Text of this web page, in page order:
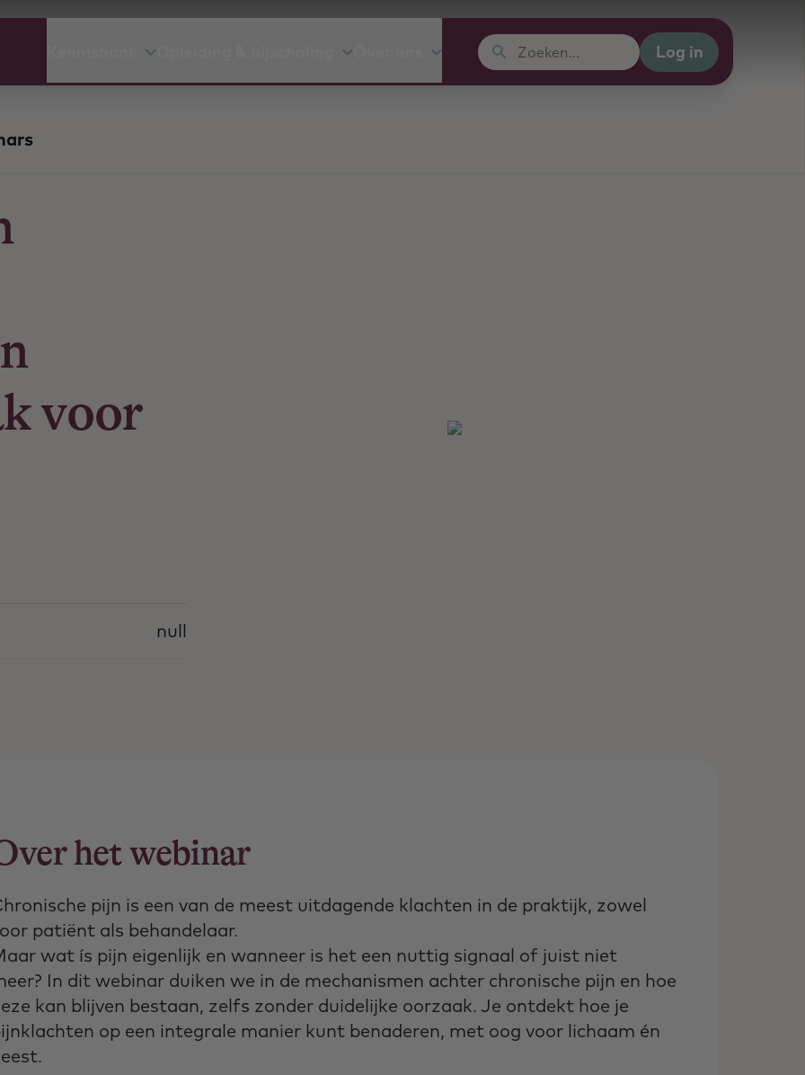
Zoeken... Log in
voor
null
het webinar
pijn is een van de meest uitdagende klachten in de praktijk, zowel
patiënt als behandelaar.
wat ís pijn eigenlijk en wanneer is het een nuttig signaal of juist niet
In dit webinar duiken we in de mechanismen achter chronische pijn en hoe
kan blijven bestaan, zelfs zonder duidelijke oorzaak. Je ontdekt hoe je
op een integrale manier kunt benaderen, met oog voor lichaam én